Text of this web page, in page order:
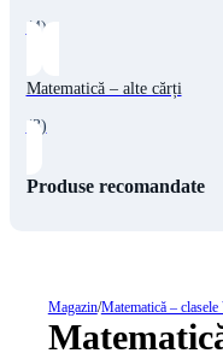
Magazin/Matematică –
(4)
Matematică – alte cărți
(3)
Produse recomandate